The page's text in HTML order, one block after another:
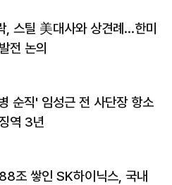
, 스틸 美대사와 상견례…한미
전 논의
순직' 임성근 전 사단장 항소
역 3년
조 쌓인 SK하이닉스, 국내